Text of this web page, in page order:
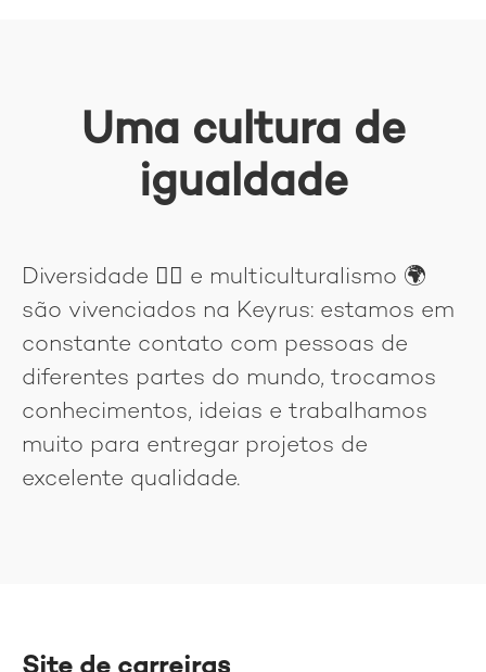
Uma cultura de
igualdade
Diversidade 🏳‍🌈 e multiculturalismo 🌍
são vivenciados na Keyrus: estamos em
constante contato com pessoas de
diferentes partes do mundo, trocamos
conhecimentos, ideias e trabalhamos
muito para entregar projetos de
excelente qualidade.